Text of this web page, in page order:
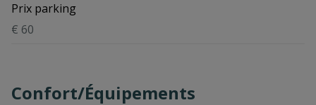
Prix parking
€ 60
Confort/Équipements